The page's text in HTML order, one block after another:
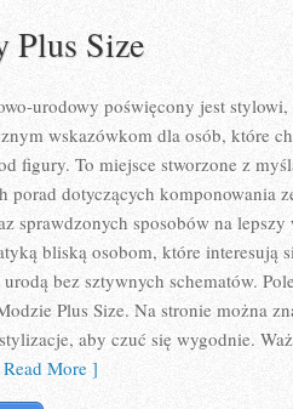
Plus Size
urodowy poświęcony jest
wskazówkom dla osób, które
figury. To miejsce stworzone z
porad dotyczących komponowania
sprawdzonych sposobów na
bliską osobom, które interesują
bez sztywnych schematów.
Plus Size. Na stronie można
aby czuć się wygodnie.
More ]